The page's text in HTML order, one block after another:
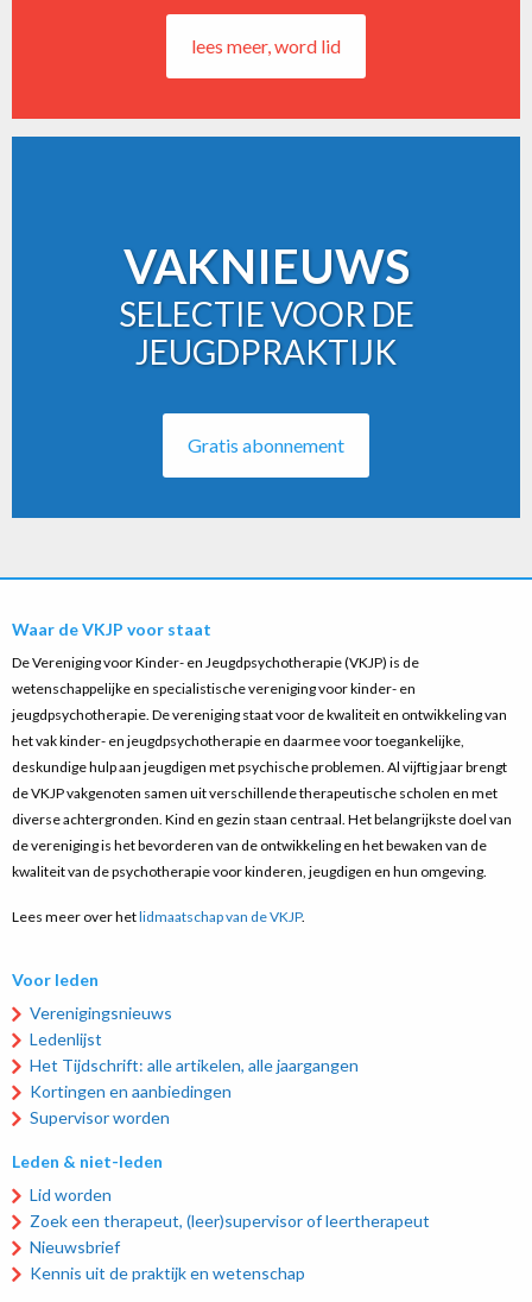
lees meer, word lid
VAKNIEUWS
SELECTIE VOOR DE
JEUGDPRAKTIJK
Gratis abonnement
Waar de VKJP voor staat
De Vereniging voor Kinder- en Jeugdpsychotherapie (VKJP) is de
wetenschappelijke en specialistische vereniging voor kinder- en
jeugdpsychotherapie. De vereniging staat voor de kwaliteit en ontwikkeling van
het vak kinder- en jeugdpsychotherapie en daarmee voor toegankelijke,
deskundige hulp aan jeugdigen met psychische problemen. Al vijftig jaar brengt
de VKJP vakgenoten samen uit verschillende therapeutische scholen en met
diverse achtergronden. Kind en gezin staan centraal. Het belangrijkste doel van
de vereniging is het bevorderen van de ontwikkeling en het bewaken van de
kwaliteit van de psychotherapie voor kinderen, jeugdigen en hun omgeving.
Lees meer over hetlidmaatschap van de VKJP.
Voor leden
Verenigingsnieuws
Ledenlijst
Het Tijdschrift: alle artikelen, alle jaargangen
Kortingen en aanbiedingen
Supervisor worden
Leden & niet-leden
Lid worden
Zoek een therapeut, (leer)supervisor of leertherapeut
Nieuwsbrief
Kennis uit de praktijk en wetenschap